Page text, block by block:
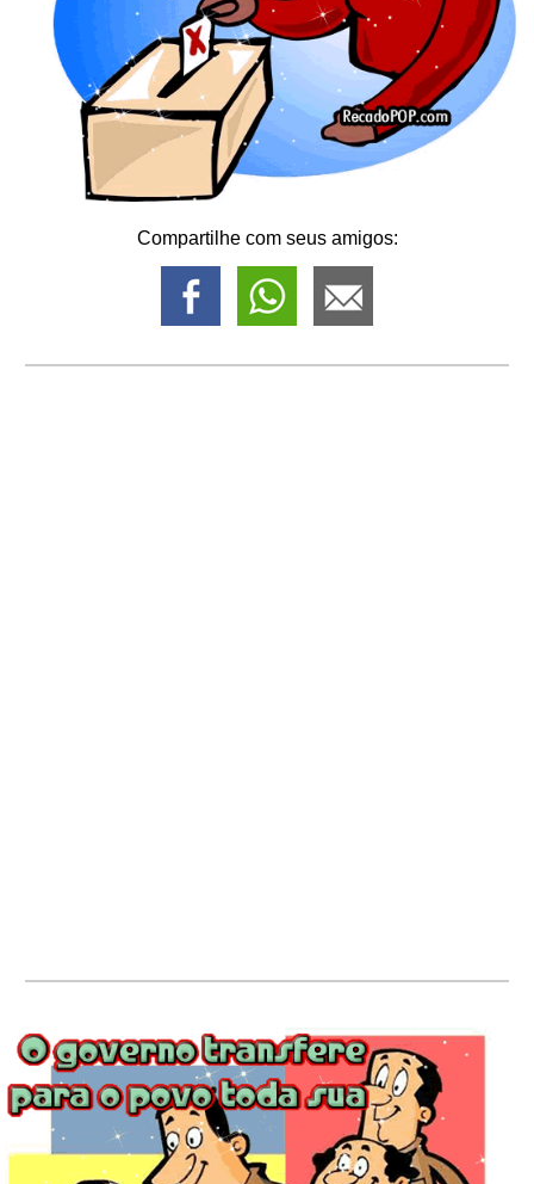
Compartilhe com seus amigos: